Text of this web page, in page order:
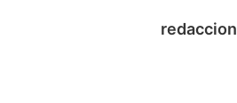
redaccion